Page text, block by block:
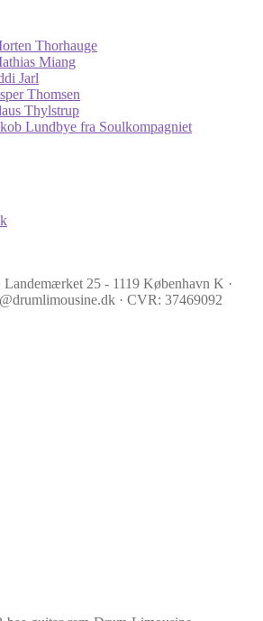
Thorhauge
Miang
Jarl
Thomsen
Thylstrup
Lundbye fra Soulkompagniet
25 - 1119 København K ·
· CVR: 37469092